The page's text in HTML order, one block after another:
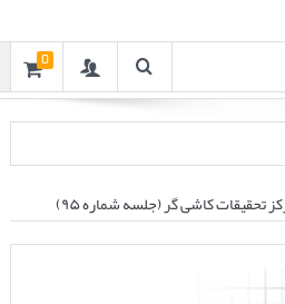
0
تحقیقات کاشی گر (جلسه شماره ۹۵)